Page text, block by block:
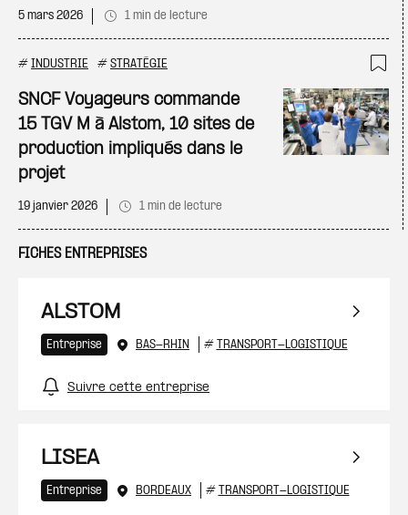
5 mars 2026 1 min de lecture
# INDUSTRIE # STRATÉGIE
SNCF Voyageurs commande
15 TGV M à Alstom, 10 sites de
production impliqués dans le
projet
19 janvier 2026 1 min de lecture
FICHES ENTREPRISES
ALSTOM
Entreprise BAS-RHIN # TRANSPORT-LOGISTIQUE
Suivre cette entreprise
LISEA
Entreprise BORDEAUX # TRANSPORT-LOGISTIQUE